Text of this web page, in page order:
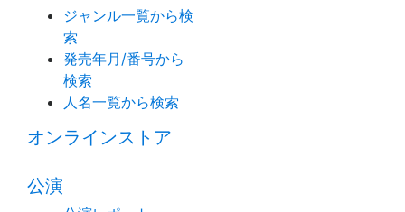
ジャンル一覧から検
索
発売年月/番号から
検索
人名一覧から検索
オンラインストア
公演